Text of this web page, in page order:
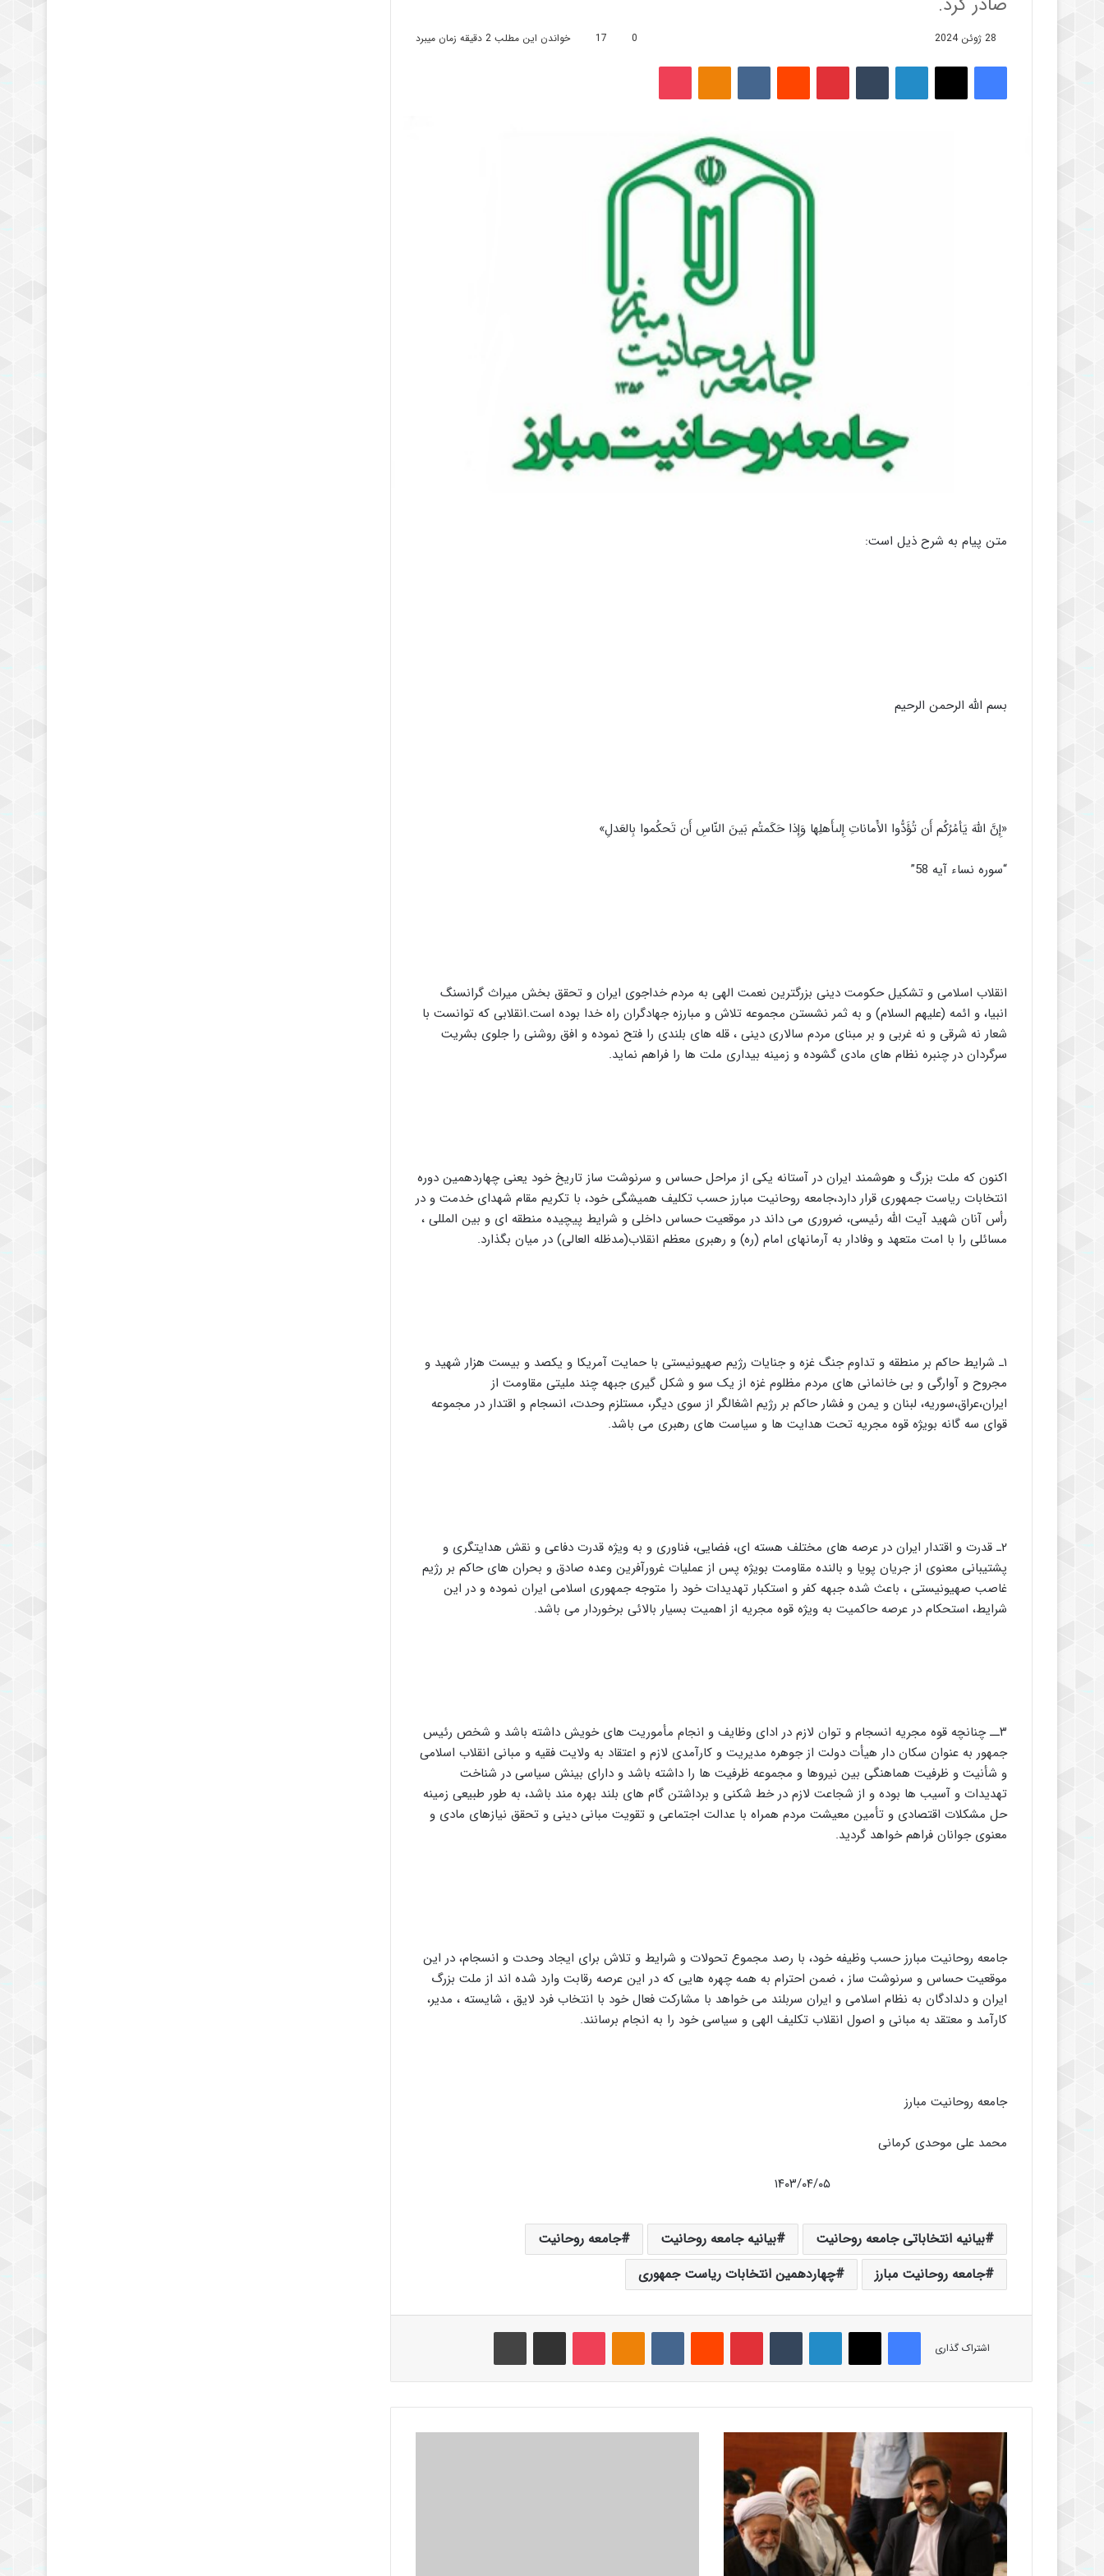
28 ژوئن 2024 0
17 خواندن این مطلب 2 دقیقه زمان میبرد
فیس بوک لینکدین ‫پین‌ترست ‫رددیت
متن پیام به شرح ذیل است:
بسم الله الرحمن الرحیم
«إِنَّ اللَّهَ يَأمُرُكُم أَن تُؤَدُّوا الأَماناتِ إِلىأَهلِها وَإِذا حَكَمتُم بَينَ النّاسِ أَن تَحكُموا بِالعَدلِ»
“سوره نساء آیه 58”
انقلاب اسلامی و تشکیل حکومت دینی بزرگترین نعمت الهی به مردم خداجوی ایران و تحقق بخش میراث گرانسنگ
انبیا، و ائمه (علیهم السلام) و به ثمر نشستن مجموعه تلاش و مبارزه جهادگران راه خدا بوده است.انقلابی که توانست با
شعار نه شرقی و نه غربی و بر مبنای مردم سالاری دینی ، قله های بلندی را فتح نموده و افق روشنی را جلوی بشریت
سرگردان در چنبره نظام های مادی گشوده و زمینه بیداری ملت ها را فراهم نماید.
اکنون که ملت بزرگ و هوشمند ایران در آستانه یکی از مراحل حساس و سرنوشت ساز تاریخ خود یعنی چهاردهمین دوره
انتخابات ریاست جمهوری قرار دارد،جامعه روحانیت مبارز حسب تکلیف همیشگی خود، با تکریم مقام شهدای خدمت و در
رأس آنان شهید آیت الله رئیسی، ضروری می داند در موقعیت حساس داخلی و شرایط پیچیده منطقه ای و بین المللی ،
مسائلی را با امت متعهد و وفادار به آرمانهای امام (ره) و رهبری معظم انقلاب(مدظله العالی) در میان بگذارد.
۱ـ شرایط حاکم بر منطقه و تداوم جنگ غزه و جنایات رژیم صهیونیستی با حمایت آمریکا و یکصد و بیست هزار شهید و
مجروح و آوارگی و بی خانمانی های مردم مظلوم غزه از یک سو و شکل گیری جبهه چند ملیتی مقاومت از
ایران،عراق،سوریه، لبنان و یمن و فشار حاکم بر رژیم اشغالگر از سوی دیگر، مستلزم وحدت، انسجام و اقتدار در مجموعه
قوای سه گانه بویژه قوه مجریه تحت هدایت ها و سیاست های رهبری می باشد.
۲ـ قدرت و اقتدار ایران در عرصه های مختلف هسته ای، فضایی، فناوری و به ویژه قدرت دفاعی و نقش هدایتگری و
پشتیبانی معنوی از جریان پویا و بالنده مقاومت بویژه پس از عملیات غرورآفرین وعده صادق و بحران های حاکم بر رژیم
غاصب صهیونیستی ، باعث شده جبهه کفر و استکبار تهدیدات خود را متوجه جمهوری اسلامی ایران نموده و در این
شرایط، استحکام در عرصه حاکمیت به ویژه قوه مجریه از اهمیت بسیار بالائی برخوردار می باشد.
۳ــ چنانچه قوه مجریه انسجام و توان لازم در ادای وظایف و انجام مأموریت های خویش داشته باشد و شخص رئیس
جمهور به عنوان سکان دار هیأت دولت از جوهره مدیریت و کارآمدی لازم و اعتقاد به ولایت فقیه و مبانی انقلاب اسلامی
و شأنیت و ظرفیت هماهنگی بین نیروها و مجموعه ظرفیت ها را داشته باشد و دارای بینش سیاسی در شناخت
تهدیدات و آسیب ها بوده و از شجاعت لازم در خط شکنی و برداشتن گام های بلند بهره مند باشد، به طور طبیعی زمینه
حل مشکلات اقتصادی و تأمین معیشت مردم همراه با عدالت اجتماعی و تقویت مبانی دینی و تحقق نیازهای مادی و
معنوی جوانان فراهم خواهد گردید.
جامعه روحانیت مبارز حسب وظیفه خود، با رصد مجموع تحولات و شرایط و تلاش برای ایجاد وحدت و انسجام، در این
موقعیت حساس و سرنوشت ساز ، ضمن احترام به همه چهره هایی که در این عرصه رقابت وارد شده اند از ملت بزرگ
ایران و دلدادگان به نظام اسلامی و ایران سربلند می خواهد با مشارکت فعال خود با انتخاب فرد لایق ، شایسته ، مدیر،
کارآمد و معتقد به مبانی و اصول انقلاب تکلیف الهی و سیاسی خود را به انجام برسانند.
جامعه روحانیت مبارز
محمد علی موحدی کرمانی
بیانیه انتخاباتی جامعه روحانیت بیانیه جامعه روحانیت
جامعه روحانیت
جامعه روحانیت مبارز
چهاردهمین انتخابات ریاست جمهوری
اشتراک گذاری
فیس بوک لینکدین ‫پین‌ترست ‫رددیت پاکت اشتراک گذاری از طریق ایمیل
م
س
م
ب
ز
ر